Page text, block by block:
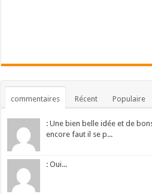
commentaires Récent Populaire
: Une bien belle idée et de
encore faut il se p...
: Oui...